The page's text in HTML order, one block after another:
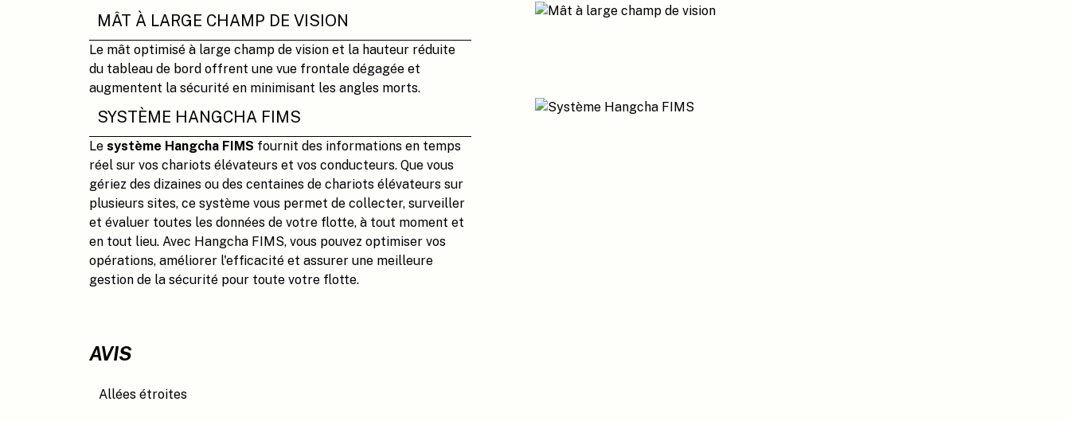
MÂT À LARGE CHAMP DE VISION
Le mât optimisé à large champ de vision et la hauteur réduite
du tableau de bord offrent une vue frontale dégagée et
augmentent la sécurité en minimisant les angles morts.
SYSTÈME HANGCHA FIMS
Le système Hangcha FIMS fournit des informations en temps
réel sur vos chariots élévateurs et vos conducteurs. Que vous
gériez des dizaines ou des centaines de chariots élévateurs sur
plusieurs sites, ce système vous permet de collecter, surveiller
et évaluer toutes les données de votre flotte, à tout moment et
en tout lieu. Avec Hangcha FIMS, vous pouvez optimiser vos
opérations, améliorer l'efficacité et assurer une meilleure
gestion de la sécurité pour toute votre flotte.
AVIS
Allées étroites